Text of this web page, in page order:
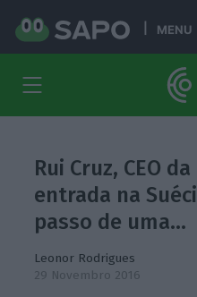
MENU
Rui Cruz, CEO
entrada na
passo de uma…
Leonor Rodrigues
29 Novembro 2016